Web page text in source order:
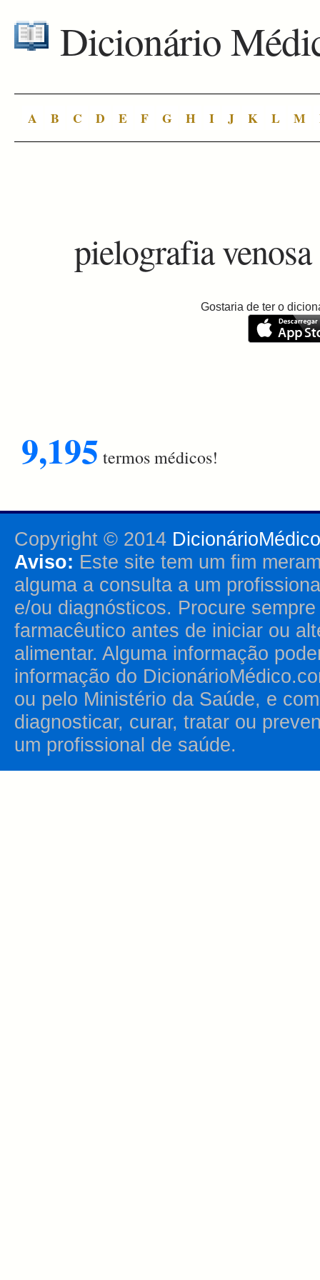
Dicionário
A B C D E F G H I J K L M
pielografia venosa
Gostaria de ter o
9,195 termos médicos!
Copyright © 2014
Aviso: Este site tem um fim
alguma a consulta a um
e/ou diagnósticos. Procure
farmacêutico antes de iniciar ou
alimentar. Alguma informação
informação do
ou pelo Ministério da Saúde, e
diagnosticar, curar, tratar ou
um profissional de saúde.